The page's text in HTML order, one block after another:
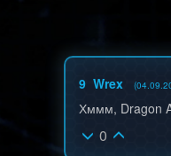
9 Wrex
Хммм, Dragon
0